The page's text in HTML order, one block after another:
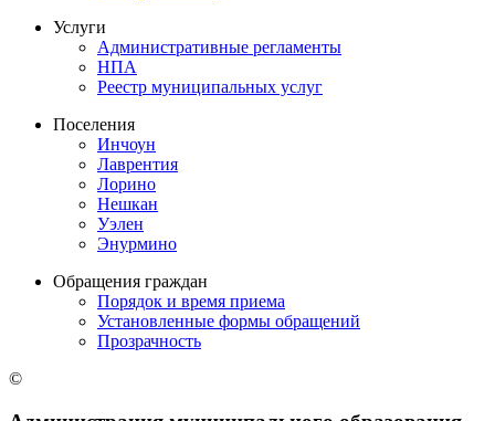
Услуги
Административные регламенты
НПА
Реестр муниципальных услуг
Поселения
Инчоун
Лаврентия
Лорино
Нешкан
Уэлен
Энурмино
Обращения граждан
Порядок и время приема
Установленные формы обращений
Прозрачность
©